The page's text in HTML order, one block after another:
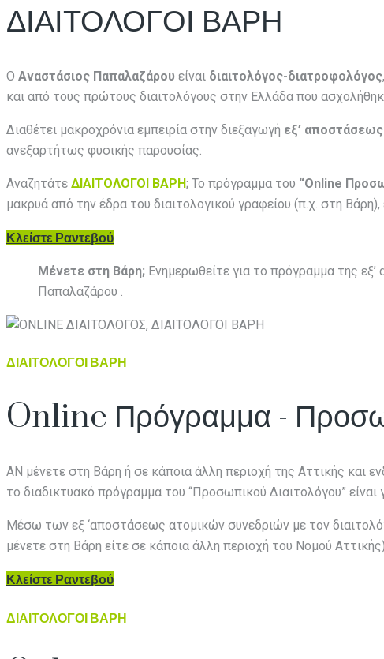
ΔΙΑΙΤΟΛΟΓΟΙ ΒΑΡΗ
Ο Αναστάσιος Παπαλαζάρου είναι διαιτολόγος-διατροφολόγος
και από τους πρώτους διαιτολόγους στην Ελλάδα που
Διαθέτει μακροχρόνια εμπειρία στην διεξαγωγή εξ’ αποστάσεως
ανεξαρτήτως φυσικής παρουσίας.
Αναζητάτε ΔΙΑΙΤΟΛΟΓΟΙ ΒΑΡΗ; Το πρόγραμμα του “Online
μακρυά από την έδρα του διαιτολογικού γραφείου (π.χ. στη
Κλείστε Ραντεβού
Μένετε στη Βάρη; Ενημερωθείτε για το πρόγραμμα της
Παπαλαζάρου .
ΔΙΑΙΤΟΛΟΓΟΙ ΒΑΡΗ
Online Πρόγραμμα -
AN μένετε στη Βάρη ή σε κάποια άλλη περιοχή της Αττικής και
το διαδικτυακό πρόγραμμα του “Προσωπικού Διαιτολόγου” είναι
Μέσω των εξ ‘αποστάσεως ατομικών συνεδριών με τον
μένετε στη Βάρη είτε σε κάποια άλλη περιοχή του Νομού
Κλείστε Ραντεβού
ΔΙΑΙΤΟΛΟΓΟΙ ΒΑΡΗ